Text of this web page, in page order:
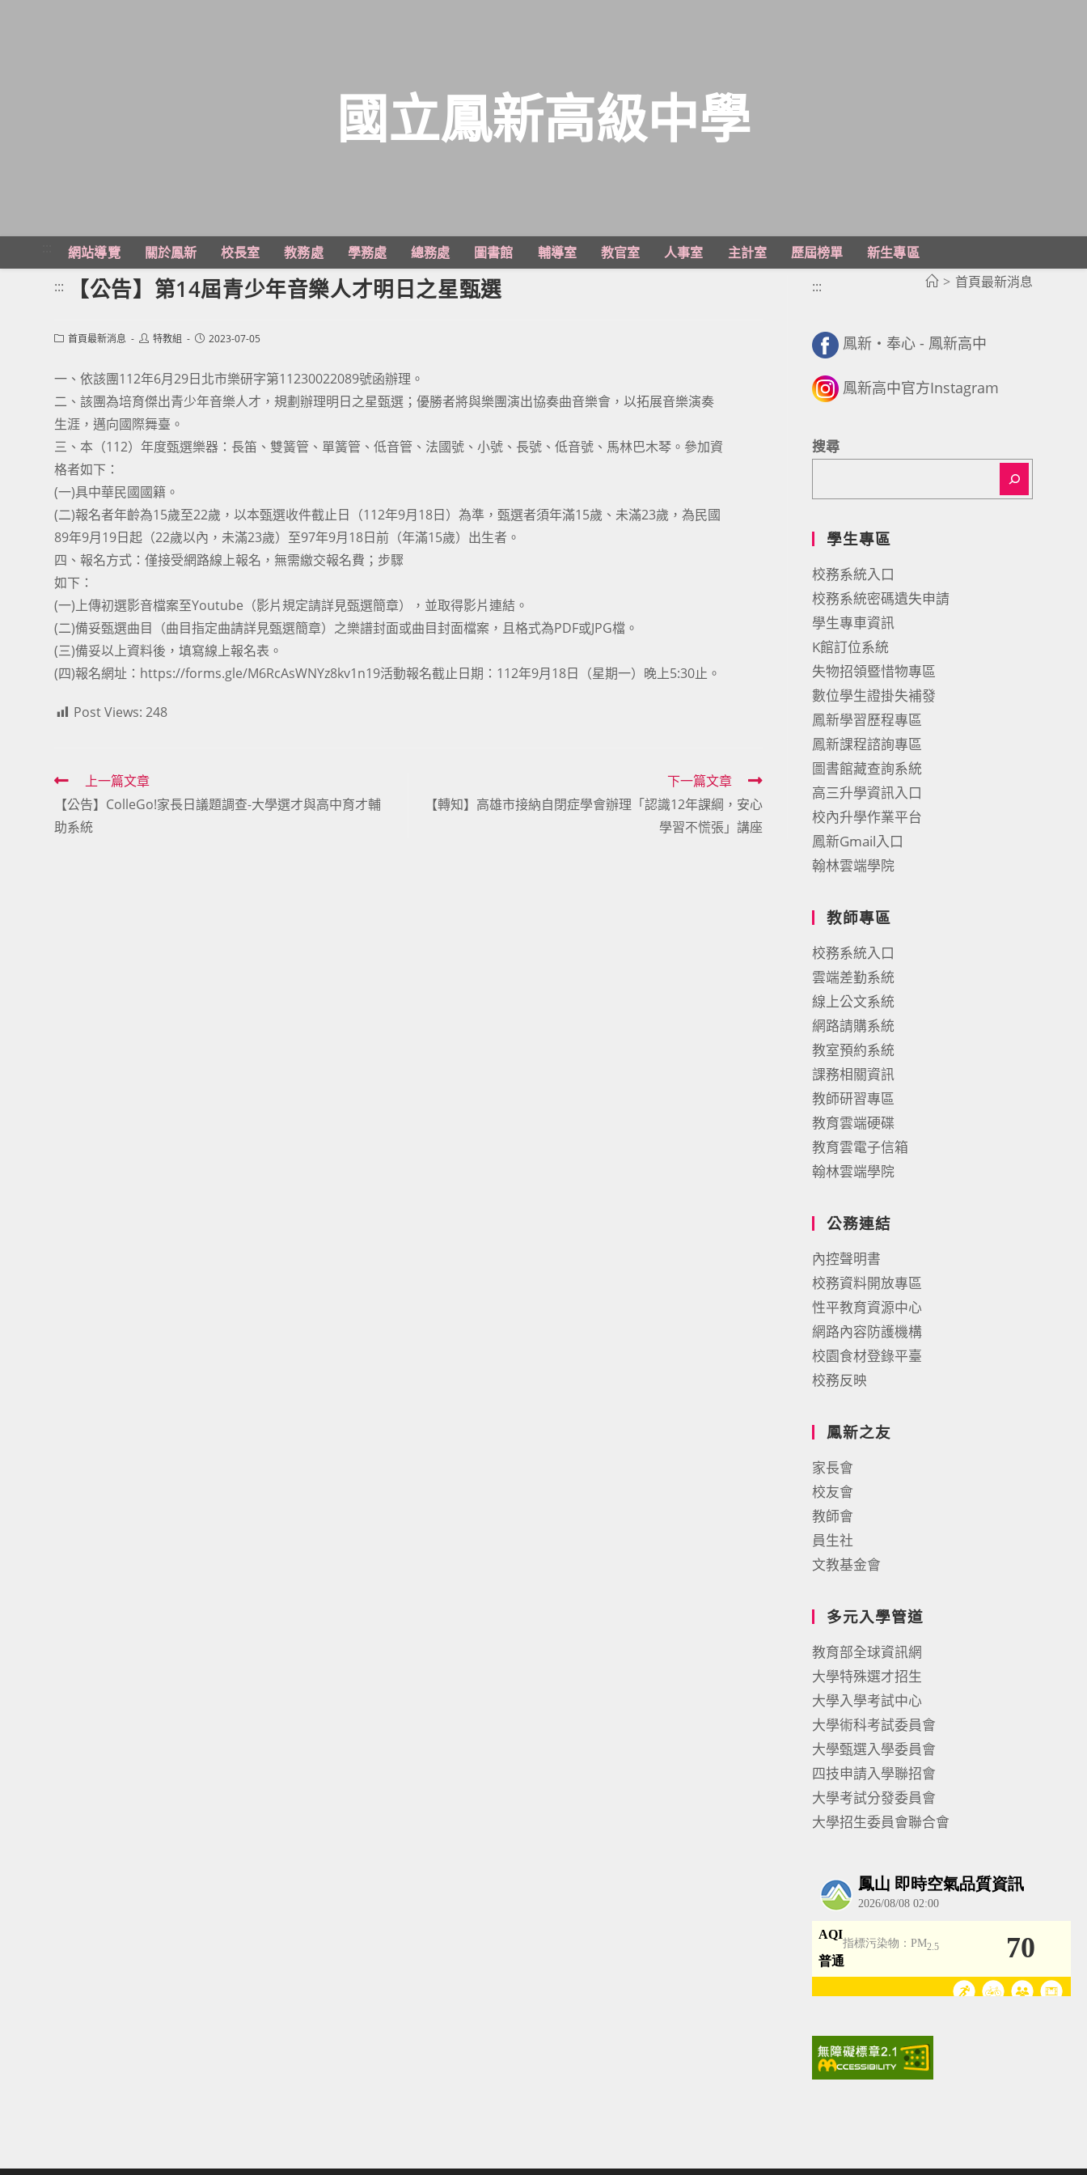
主
國立鳳新高級中學
網站導覽 關於鳳新 校長室 教務處 學務處 總務處 圖書館 輔導室 教官室 人事室 主計室 歷屆榜單
新生專區
> 首頁最新消息
::: 【公告】第14屆青少年音樂人才明日之星甄選
Post首頁最新消息
Post特教組
Post2023-07-05
一、依該團112年6月29日北市樂研字第11230022089號函辦理。
二、該團為培育傑出青少年音樂人才，規劃辦理明日之星甄選；優勝者將與樂團演出協奏曲音樂會，以拓展音樂演奏
生涯，邁向國際舞臺。
三、本（112）年度甄選樂器：長笛、雙簧管、單簧管、低音管、法國號、小號、長號、低音號、馬林巴木琴。參加資
格者如下：
(一)具中華民國國籍。
(二)報名者年齡為15歲至22歲，以本甄選收件截止日（112年9月18日）為準，甄選者須年滿15歲、未滿23歲，為民國
89年9月19日起（22歲以內，未滿23歲）至97年9月18日前（年滿15歲）出生者。
四、報名方式：僅接受網路線上報名，無需繳交報名費；步驟
如下：
(一)上傳初選影音檔案至Youtube（影片規定請詳見甄選簡章），並取得影片連結。
(二)備妥甄選曲目（曲目指定曲請詳見甄選簡章）之樂譜封面或曲目封面檔案，且格式為PDF或JPG檔。
(三)備妥以上資料後，填寫線上報名表。
(四)報名網址： https://forms.gle/M6RcAsWNYz8kv1n19活動報名截止日期：112年9月18日（星期一）晚上5:30止。
Post Views: 248
Read
more
articles
上一篇文章
【公告】ColleGo!家長日議題調查-大學選才與高中育才輔
助系統
下一篇文章
【轉知】高雄市接納自閉症學會辦理「認識12年課綱，安心
學習不慌張」講座
:::
鳳新・奉心 - 鳳新高中
鳳新高中官方Instagram
搜尋
學生專區
校務系統入口
校務系統密碼遺失申請
學生專車資訊
K館訂位系統
失物招領暨惜物專區
數位學生證掛失補發
鳳新學習歷程專區
鳳新課程諮詢專區
圖書館藏查詢系統
高三升學資訊入口
校內升學作業平台
鳳新Gmail入口
翰林雲端學院
教師專區
校務系統入口
雲端差勤系統
線上公文系統
網路請購系統
教室預約系統
課務相關資訊
教師研習專區
教育雲端硬碟
教育雲電子信箱
翰林雲端學院
公務連結
內控聲明書
校務資料開放專區
性平教育資源中心
網路內容防護機構
校園食材登錄平臺
校務反映
鳳新之友
家長會
校友會
教師會
員生社
文教基金會
多元入學管道
教育部全球資訊網
大學特殊選才招生
大學入學考試中心
大學術科考試委員會
大學甄選入學委員會
四技申請入學聯招會
大學考試分發委員會
大學招生委員會聯合會